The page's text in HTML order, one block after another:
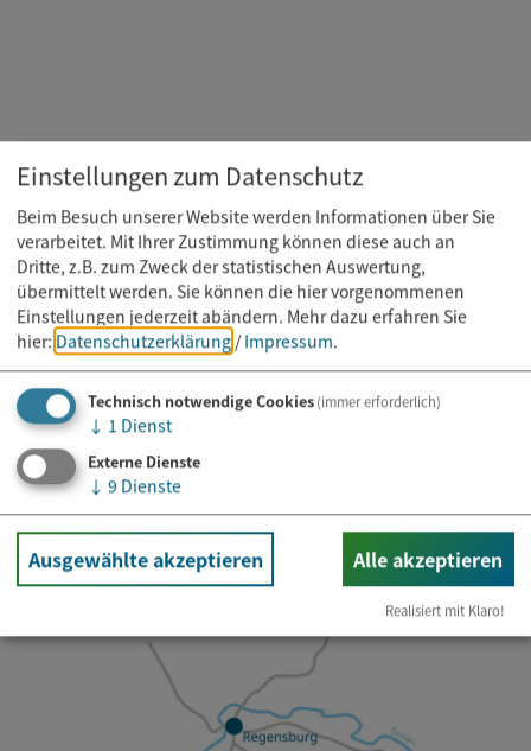
Newsletter abonnieren
E-Mail*
Einstellungen zum Datenschutz
Beim Besuch unserer Website werden Informationen über Sie
verarbeitet. Mit Ihrer Zustimmung können diese auch an
Dritte, z.B. zum Zweck der statistischen Auswertung,
übermittelt werden. Sie können die hier vorgenommenen
Einstellungen jederzeit abändern. Mehr dazu erfahren Sie
hier: Datenschutzerklärung / Impressum.
Technisch notwendige Cookies(immer erforderlich)
↓ 1 Dienst
Externe Dienste
↓ 9 Dienste
Ausgewählte akzeptieren Alle akzeptieren
Realisiert mit Klaro!